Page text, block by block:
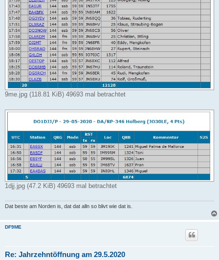
9me.jpg (118.81 KiB) 49693 mal betrachtet
.
1djj.jpg (47.2 KiB) 49693 mal betrachtet
Dat beste am Norden is, dat dat alln so blivt wie dat is.
DF9ME
Re: Jahrzehntöffnung am 29.5.2020